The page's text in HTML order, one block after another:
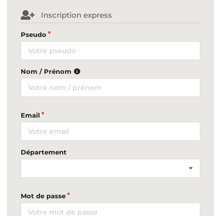
Inscription express
Pseudo
Nom / Prénom
Email
Département
Mot de passe